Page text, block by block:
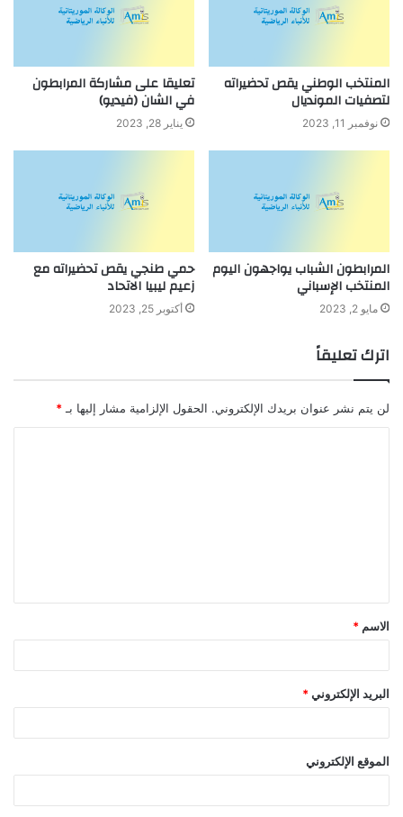
المنتخب الوطني يقص تحضيراته
لتصفيات المونديال
نوفمبر 11, 2023
تعليقا على مشاركة المرابطون
في الشان (فيديو)
يناير 28, 2023
المرابطون الشباب يواجهون اليوم
المنتخب الإسباني
مايو 2, 2023
حمي طنجي يقص تحضيراته مع
زعيم ليبيا الاتحاد
أكتوبر 25, 2023
اترك تعليقاً
لن يتم نشر عنوان بريدك الإلكتروني. الحقول الإلزامية مشار إليها بـ *
ق
*
الاسم *
البريد الإلكتروني *
الموقع الإلكتروني